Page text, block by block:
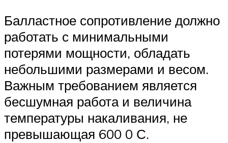
Балластное сопротивление должно
работать с минимальными
потерями мощности, обладать
небольшими размерами и весом.
Важным требованием является
бесшумная работа и величина
температуры накаливания, не
превышающая 600 0 С.